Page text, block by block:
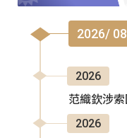
2026/
2026
范織欽涉
2026